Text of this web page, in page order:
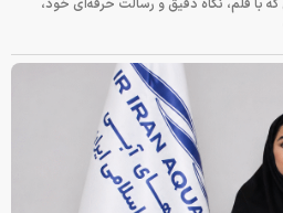
با قلم، نگاه دقیق و رسالت حرفه‌ای خود،